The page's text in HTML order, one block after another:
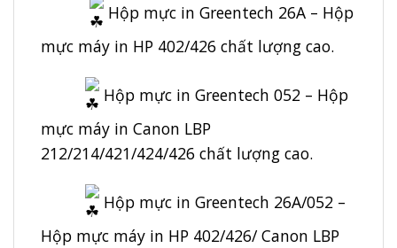
Hộp mực in Greentech 26A – Hộp
mực máy in HP 402/426 chất lượng cao.
Hộp mực in Greentech 052 – Hộp
mực máy in Canon LBP
212/214/421/424/426 chất lượng cao.
Hộp mực in Greentech 26A/052 –
Hộp mực máy in HP 402/426/ Canon LBP